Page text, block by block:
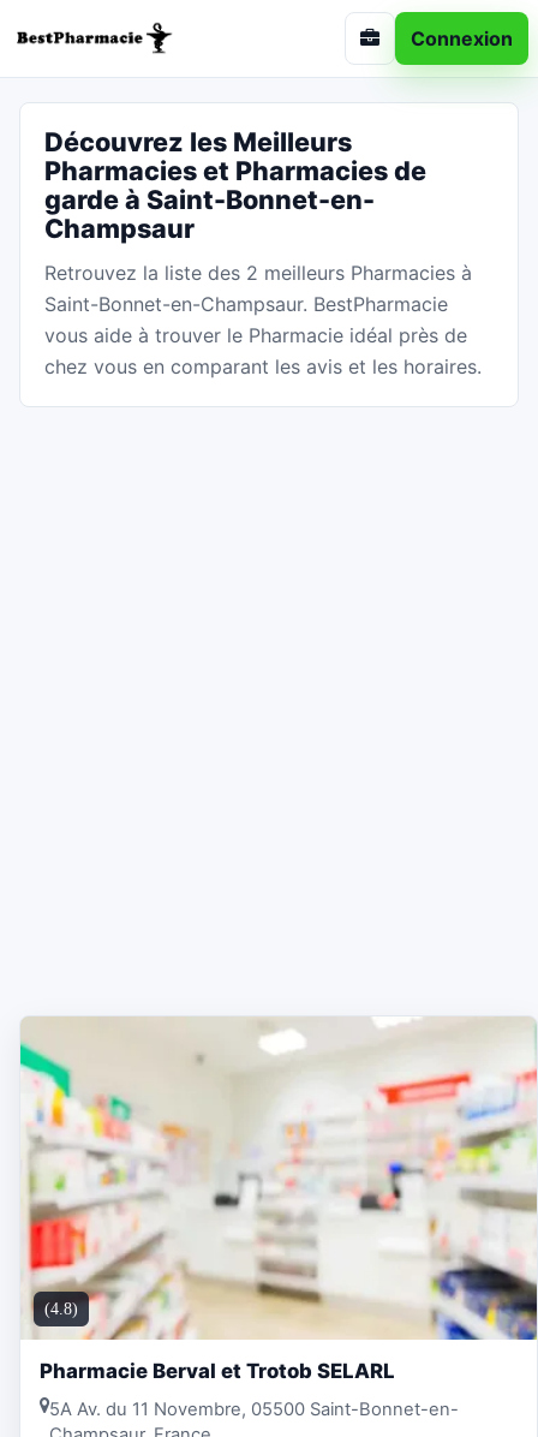
Connexion
Découvrez les Meilleurs
Pharmacies et Pharmacies de
garde à Saint-Bonnet-en-
Champsaur
Retrouvez la liste des 2 meilleurs Pharmacies à
Saint-Bonnet-en-Champsaur. BestPharmacie
vous aide à trouver le Pharmacie idéal près de
chez vous en comparant les avis et les horaires.
(4.8)
Pharmacie Berval et Trotob SELARL
5A Av. du 11 Novembre, 05500 Saint-Bonnet-en-